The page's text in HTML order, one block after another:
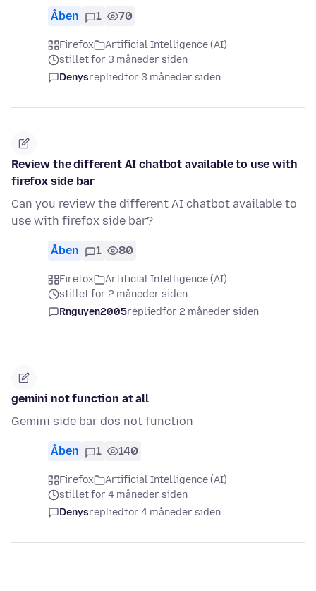
Åben 1 70
Firefox
Artificial Intelligence (AI)
stillet for 3 måneder siden
Denysrepliedfor 3 måneder siden
Review the different AI chatbot available to use with
firefox side bar
Can you review the different AI chatbot available to
use with firefox side bar?
Åben 1 80
Firefox
Artificial Intelligence (AI)
stillet for 2 måneder siden
Rnguyen2005repliedfor 2 måneder siden
gemini not function at all
Gemini side bar dos not function
Åben 1 140
Firefox
Artificial Intelligence (AI)
stillet for 4 måneder siden
Denysrepliedfor 4 måneder siden